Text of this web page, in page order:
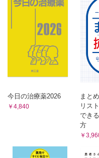
Question 18 グレープフル
Question 19 医師から処
きるアスピリンの量が違う
Question 20 骨粗鬆症の
か「30分間飲食は避ける
Question 21 素手で触っ
Question 22 メトトレキ
Question 24 目薬をさす
Question 25 なぜ、湿布
Question 26 褥瘡の薬で
Question 27 がん薬物療
Question 29 偏頭痛の薬
Question 25 注射の効
や注意すべきことは？
Question 26 脂肪乳剤
の？
Question 27 点滴の容器
体によくないの？
Question 28 薬が身体に
形ごとに違うの？
は？
Question 30 貼り薬が
Question 31 スピール
Question 32 目薬を点
って本当ですか？
今日の治療薬2026
￥4,840
まと
リス
でき
方
￥